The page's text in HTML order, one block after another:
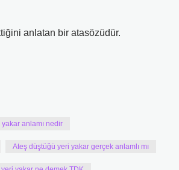
anlatan bir atasözüdür.
anlamı nedir
Ateş düştüğü yeri yakar gerçek anlamlı mı